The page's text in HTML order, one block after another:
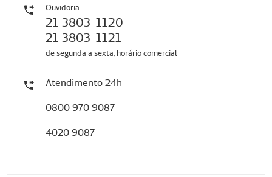
Ouvidoria
21 3803-1120
21 3803-1121
de segunda a sexta, horário comercial
Atendimento 24h
0800 970 9087
4020 9087